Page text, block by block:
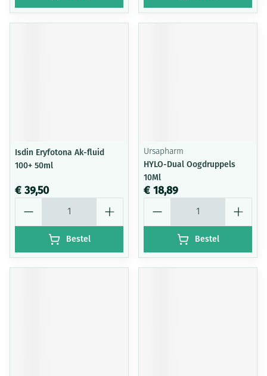
Isdin Eryfotona Ak-fluid
100+ 50ml
€ 39,50
Bestel
Ursapharm
HYLO-Dual Oogdruppels
10Ml
€ 18,89
Bestel